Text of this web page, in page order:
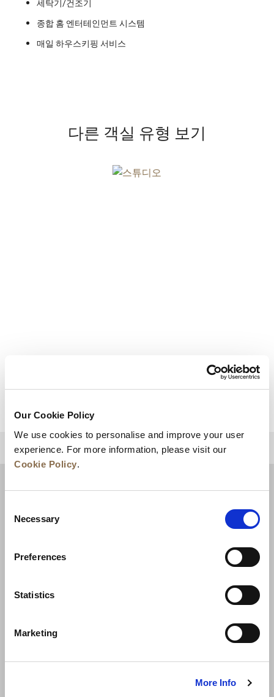
Our Cookie Policy
We use cookies to personalise and improve your user
experience. For more information, please visit our
Cookie Policy.
Selection
Necessary
Preferences
Statistics
Marketing
More Info
세탁기/건조기
종합 홈 엔터테인먼트 시스템
매일 하우스키핑 서비스
다른 객실 유형 보기
상단으로 돌아가기